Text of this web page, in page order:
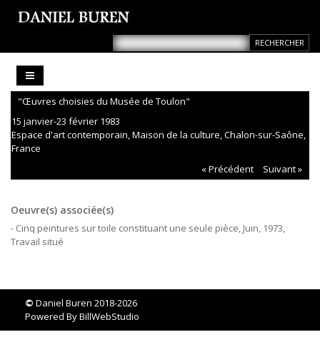
"Œuvres choisies du Musée de Toulon"
15 janvier-23 février 1983
Espace d'art contemporain, Maison de la culture, Chalon-sur-Saône,
France
« Précédent
Suivant »
Oeuvre(s) associée(s)
- Cinq peintures sur toile constituant une seule pièce, Juin, 1973,
Travail situé
© Daniel Buren 2018-2026
Powered ByBillWebStudio